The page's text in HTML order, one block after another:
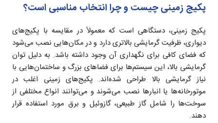
پکیج زمینی چیست و چرا انتخاب مناسبی است؟
پکیج زمینی، دستگاهی است که معمولاً در مقایسه با پکیج‌های
دیواری، ظرفیت گرمایشی بالاتری دارد و در مکان‌هایی نصب می‌شود
که فضای کافی برای نگهداری آن وجود داشته باشد. به دلیل توان
گرمایشی بالا، این سیستم‌ها برای فضاهای بزرگ و ساختمان‌هایی با
نیاز گرمایشی بالا طراحی شده‌اند. پکیج‌های زمینی اغلب در
موتورخانه‌ها یا انبارها نصب می‌شوند و می‌توانند انواع مختلفی از
سوخت‌ها را شامل گاز طبیعی، گازوئیل و برق مورد استفاده قرار
دهند.